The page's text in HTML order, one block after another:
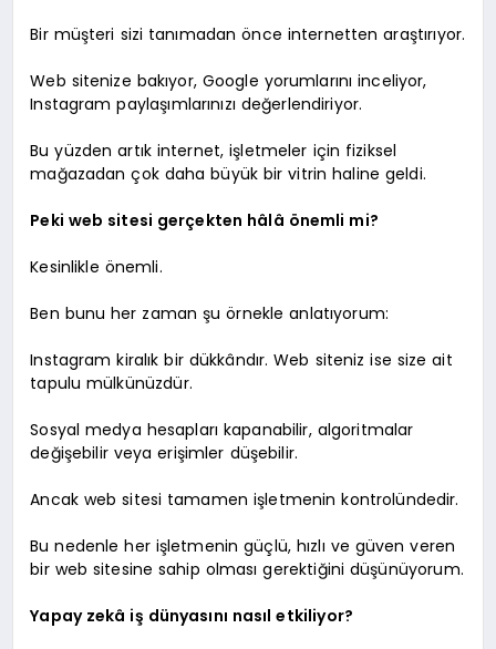
Bir müşteri sizi tanımadan önce internetten araştırıyor.
Web sitenize bakıyor, Google yorumlarını inceliyor,
Instagram paylaşımlarınızı değerlendiriyor.
Bu yüzden artık internet, işletmeler için fiziksel
mağazadan çok daha büyük bir vitrin haline geldi.
Peki web sitesi gerçekten hâlâ önemli mi?
Kesinlikle önemli.
Ben bunu her zaman şu örnekle anlatıyorum:
Instagram kiralık bir dükkândır. Web siteniz ise size ait
tapulu mülkünüzdür.
Sosyal medya hesapları kapanabilir, algoritmalar
değişebilir veya erişimler düşebilir.
Ancak web sitesi tamamen işletmenin kontrolündedir.
Bu nedenle her işletmenin güçlü, hızlı ve güven veren
bir web sitesine sahip olması gerektiğini düşünüyorum.
Yapay zekâ iş dünyasını nasıl etkiliyor?